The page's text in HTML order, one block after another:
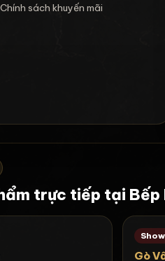
Chính sách khuyến mãi
trực tiếp tại Bếp
Gò